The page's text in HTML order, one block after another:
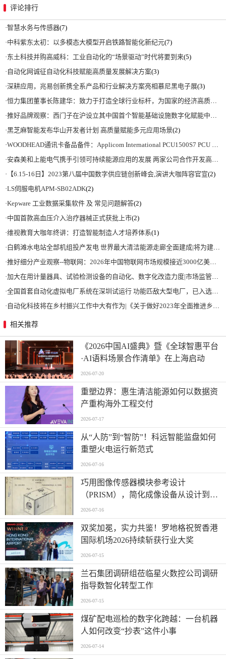
评论排行
·智慧水务与传感器(7)
·中科紫东太初：以多模态大模型开启铁路智能化新纪元(7)
·东土科技并购高威科：工业自动化的“场景驱动”时代将要到来(5)
· 自动化网诚征自动化科技赋能高质量发展解决方案(3)
·深耕应用，兆易创新携全系产品和行业解决方案亮相慕尼黑电子展(3)
·恒力集团董事长陈建华：致力于打造全球行业标杆，为国家的经济高质量发展贡献更大力量|上海电气集团党委书记、董事长吴磊来访
·推好品牌观察：西门子在沪设立其中国首个智能基础设施数字化赋能中心
·黑芝麻智能发布华山开发者计划 高质量赋能多元应用场景(2)
·WOODHEAD通讯卡备品备件：Applicom International PCU1500S7 PCU 1500 S7 V4.5.0
·安森美和上能电气携手引领可持续能源应用的发展 两家公司合作开发高性能储能和太阳能组串式逆变器方案 以实现可持续的未来
· 【6.15-16日】2023第八届中国数字供应链创新峰会,演讲大咖阵容官宣(2)
·LS伺服电机APM-SB02ADK(2)
·Kepware 工业数据采集软件 及 常见问题解答(2)
·中国首款高血压介入治疗器械正式获批上市(2)
·维视教育大咖年终讲：打造智能制造人才培养体系(1)
·白鹤滩水电站全部机组投产发电 世界最大清洁能源走廊全面建成|将为建设新型能源体系、保障国家能源安全、实现“双碳”目标提供有力支撑
·推好细分产业观察--物联网：2026年中国物联网市场规模接近3000亿美元 智慧工厂、智慧城市、智慧电网等将占60%以上
·加大在用计量器具、试验检测设备的自动化、数字化改造力度|市场监管总局 工业和信息化部 关于促进企业计量能力提升的指导意见
·全国首套自动化虚拟电厂系统在深圳试运行 功能匹敌大型电厂，已入选国际典型案例
· 自动化科技将在乡村振兴工作中大有作为|《关于做好2023年全面推进乡村振兴重点工作的意见》发布
相关推荐
《2026中国AI盛典》暨《全球智惠平台
·AI语料场景合作清单》在上海启动
2026-07-20
重塑边界：惠生清洁能源如何以数据资
产重构海外工程交付
2026-07-17
从“人防”到“智防”！科远智能监盘如何
重塑火电运行新范式
2026-07-16
巧用图像传感器模块参考设计
（PRISM），简化成像设备从设计到制
造的全流程
2026-07-16
双奖加冕，实力共鉴！罗地格祝贺香港
国际机场2026持续斩获行业大奖
2026-07-15
兰石集团调研组莅临星火数控公司调研
指导数智化转型工作
2026-07-15
煤矿配电巡检的数字化跨越：一台机器
人如何改变“抄表”这件小事
2026-07-14